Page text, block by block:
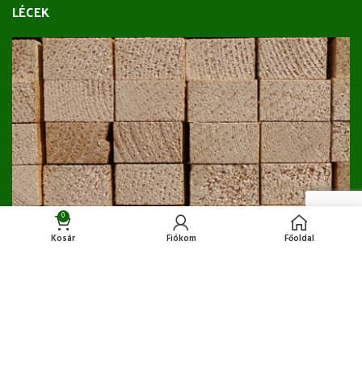
LÉCEK
0
Kosár Fiókom Főoldal